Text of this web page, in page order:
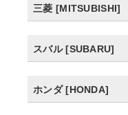
三菱 [MITSUBISHI]
スバル [SUBARU]
ホンダ [HONDA]